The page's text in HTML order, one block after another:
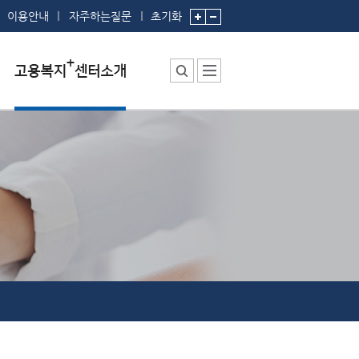
이용안내 자주하는질문 초기화
센터소장 인사말
센터에서 하는 일
부서 및 직원소개
시설안내
찾아오시는 길